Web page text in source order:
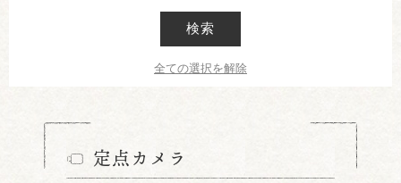
検索
全ての選択を解除
定点カメラ